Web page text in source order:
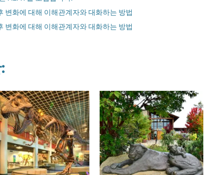
변화에 대해 이해관계자와 대화하는 방법
변화에 대해 이해관계자와 대화하는 방법